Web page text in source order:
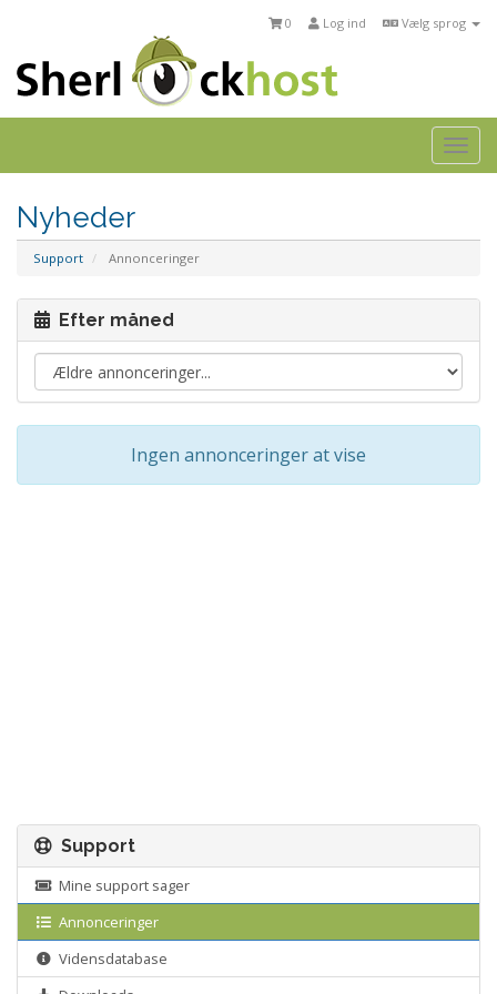
Vælg sprog
Log ind
0
Nyheder
Support Annonceringer
Efter måned
Ingen annonceringer at vise
Support
Mine support sager
Annonceringer
Vidensdatabase